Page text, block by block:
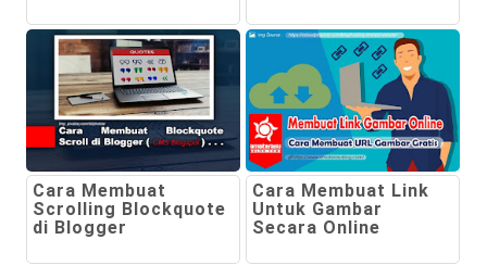
Cara Membuat
Scrolling Blockquote
di Blogger
Cara Membuat Link
Untuk Gambar
Secara Online